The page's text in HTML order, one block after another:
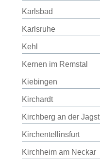
Karlsbad
Karlsruhe
Kehl
Kernen im Remstal
Kiebingen
Kirchardt
Kirchberg an der Jagst
Kirchentellinsfurt
Kirchheim am Neckar